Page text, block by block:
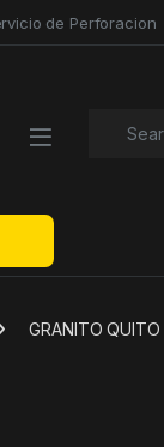
de Perforacion
GRANITO QUITO